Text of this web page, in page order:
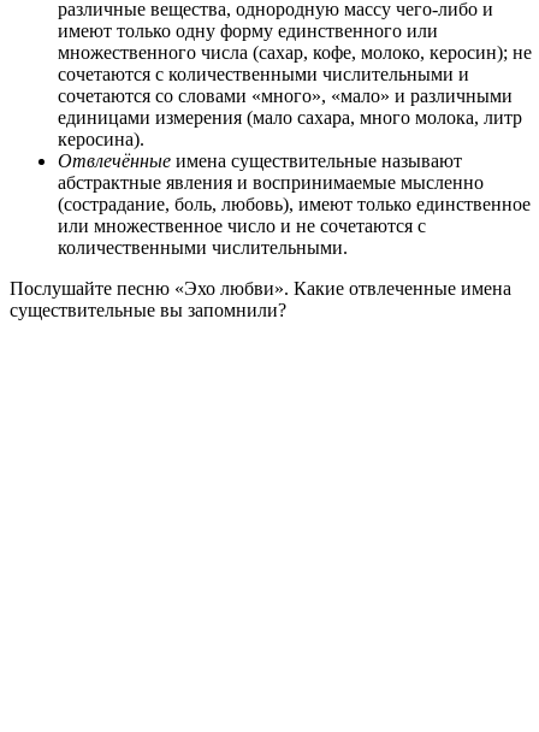
различные вещества, однородную массу чего-либо и
имеют только одну форму единственного или
множественного числа (сахар, кофе, молоко, керосин); не
сочетаются с количественными числительными и
сочетаются со словами «много», «мало» и различными
единицами измерения (мало сахара, много молока, литр
керосина).
Отвлечённые имена существительные называют
абстрактные явления и воспринимаемые мысленно
(сострадание, боль, любовь), имеют только единственное
или множественное число и не сочетаются с
количественными числительными.
Послушайте песню «Эхо любви». Какие отвлеченные имена
существительные вы запомнили?